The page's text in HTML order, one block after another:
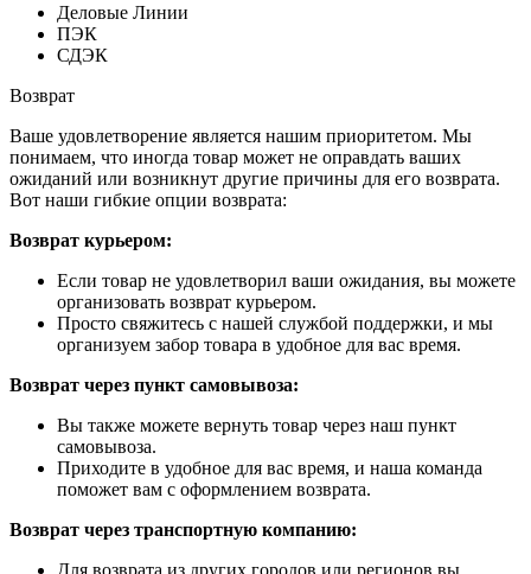
Деловые Линии
ПЭК
СДЭК
Возврат
Ваше удовлетворение является нашим приоритетом. Мы
понимаем, что иногда товар может не оправдать ваших
ожиданий или возникнут другие причины для его возврата.
Вот наши гибкие опции возврата:
Возврат курьером:
Если товар не удовлетворил ваши ожидания, вы можете
организовать возврат курьером.
Просто свяжитесь с нашей службой поддержки, и мы
организуем забор товара в удобное для вас время.
Возврат через пункт самовывоза:
Вы также можете вернуть товар через наш пункт
самовывоза.
Приходите в удобное для вас время, и наша команда
поможет вам с оформлением возврата.
Возврат через транспортную компанию:
Для возврата из других городов или регионов вы